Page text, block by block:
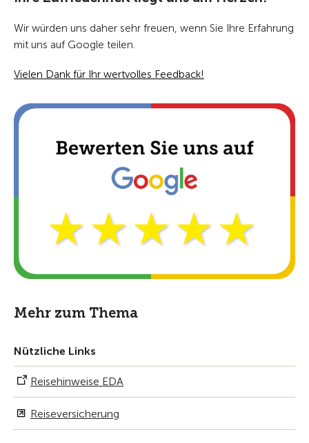
Wir würden uns daher sehr freuen, wenn Sie Ihre Erfahrung
mit uns auf Google teilen.
Vielen Dank für Ihr wertvolles Feedback!
Mehr zum Thema
Nützliche Links
Reisehinweise EDA
Reiseversicherung